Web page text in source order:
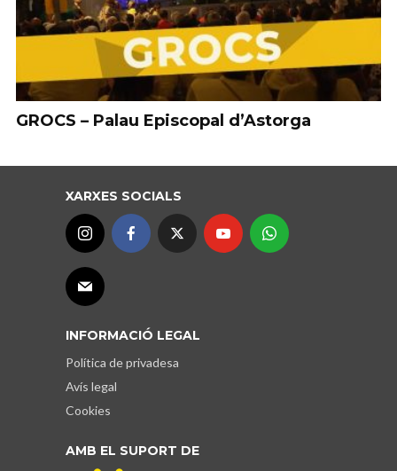
GROCS – Palau Episcopal d’Astorga
XARXES SOCIALS
INFORMACIÓ LEGAL
Política de privadesa
Avís legal
Cookies
AMB EL SUPORT DE